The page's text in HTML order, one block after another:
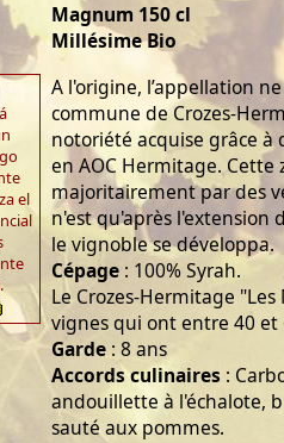
el
Magnum 150 cl
Millésime Bio
A l'origine, l’appellation
commune de Crozes-
notoriété acquise grâce à
en AOC Hermitage.
majoritairement par des
n'est qu'après l'extension
le vignoble se développa.
Cépage : 100% Syrah.
Le Crozes-Hermitage
vignes qui ont entre 40 et
Garde : 8 ans
Accords culinaires :
andouillette à l'échalote,
sauté aux pommes.